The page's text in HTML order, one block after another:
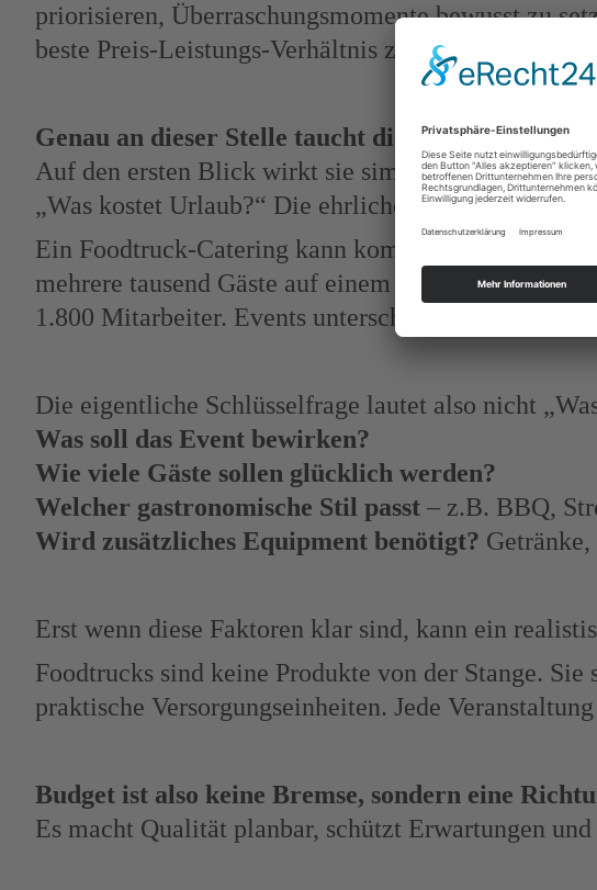
priorisieren, Überraschungsmomente bewusst zu
beste Preis-Leistungs-Verhältnis zu erzielen.
Genau an dieser Stelle taucht die wohl häufigste
Auf den ersten Blick wirkt sie simpel. Tatsächlich
„Was kostet Urlaub?“ Die ehrliche Antwort lautet
Ein Foodtruck-Catering kann kompakt und
mehrere tausend Gäste auf einem Firmenevent
1.800 Mitarbeiter. Events unterscheiden sich – und
Die eigentliche Schlüsselfrage lautet also nicht
Was soll das Event bewirken?
Wie viele Gäste sollen glücklich werden?
Welcher gastronomische Stil passt – z.B. BBQ,
Wird zusätzliches Equipment benötigt?
Erst wenn diese Faktoren klar sind, kann ein
Foodtrucks sind keine Produkte von der Stange.
praktische Versorgungseinheiten. Jede
Budget ist also keine Bremse, sondern eine
Es macht Qualität planbar, schützt Erwartungen